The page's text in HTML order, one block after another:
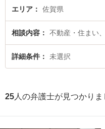
に西九州総合法律事務所の行武 謙
筑紫野基山法律事務所の尾関 大雅
ルを今すぐに弁護士に相談したい
の弁護士を検索したい』『初回相
弁護士に相談予約したい』などで
エリア 佐賀県
相談内容 不動産・住まい
詳細条件 未選択
25 人の弁護士が見つかりま